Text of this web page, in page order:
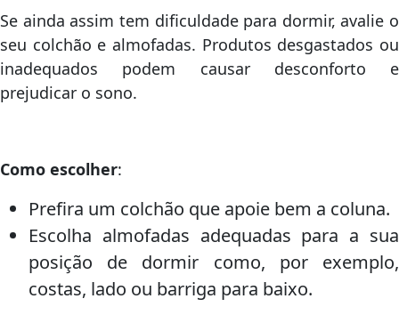
Se ainda assim tem dificuldade para dormir, avalie o
seu colchão e almofadas. Produtos desgastados ou
inadequados podem causar desconforto e
prejudicar o sono.
Como escolher:
Prefira um colchão que apoie bem a coluna.
Escolha almofadas adequadas para a sua
posição de dormir como, por exemplo,
costas, lado ou barriga para baixo.